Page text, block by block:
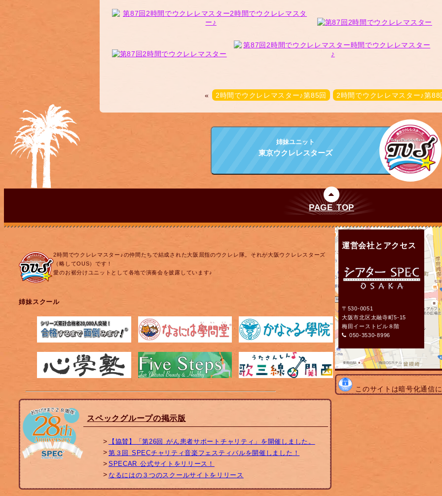
« 2時間でウクレレマスター♪第85回 2時間でウクレレマスター♪第88
姉妹ユニット
東京ウクレレスターズ
PAGE TOP
2時間でウクレレマスター♪の仲間たちで結成された大阪屈指のウクレレ隊。それが大阪ウクレレスターズ
（略してOUS）です！
愛のお裾分けユニットとして各地で演奏会を披露しています♪
姉妹スクール
スペックグループの掲示版
【協賛】「第26回 がん患者サポートチャリティ」を開催しました。
第３回 SPECチャリティ音楽フェスティバルを開催しました！
SPECAR 公式サイトをリリース！
なるにはの３つのスクールサイトをリリース
運営会社とアクセス
〒530-0051
大阪市北区太融寺町5-15
梅田イーストビル８階
050-3530-8996
このサイトは暗号化通信